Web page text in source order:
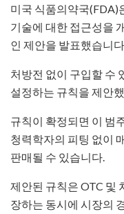
미국 식품의약국(FDA)
기술에 대한 접근성을
인 제안을 발표했습니
처방전 없이 구입할 수
설정하는 규칙을 제안
규칙이 확정되면 이 범
청력학자의 피팅 없이
판매될 수 있습니다.​
제안된 규칙은 OTC 및
장하는 동시에 시장의